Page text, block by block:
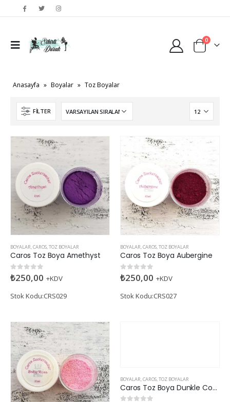
0
Anasayfa » Boyalar » Toz Boyalar
FILTER
BOYALAR,CAROS,TOZ BOYALAR
Caros Toz Boya Amethyst
05 üzerinden
₺250,00 +KDV
Stok Kodu:CRS029
BOYALAR,CAROS,TOZ BOYALAR
Caros Toz Boya Aubergine
05 üzerinden
₺250,00 +KDV
Stok Kodu:CRS027
BOYALAR,CAROS,TOZ BOYALAR
Caros Toz Boya Dunkle Cosmos